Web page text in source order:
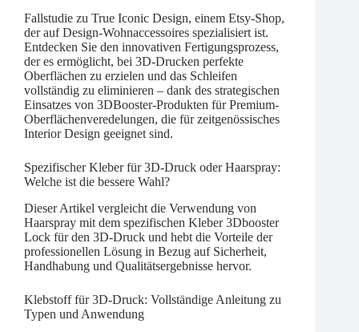
Fallstudie zu True Iconic Design, einem Etsy-Shop,
der auf Design-Wohnaccessoires spezialisiert ist.
Entdecken Sie den innovativen Fertigungsprozess,
der es ermöglicht, bei 3D-Drucken perfekte
Oberflächen zu erzielen und das Schleifen
vollständig zu eliminieren – dank des strategischen
Einsatzes von 3DBooster-Produkten für Premium-
Oberflächenveredelungen, die für zeitgenössisches
Interior Design geeignet sind.
Spezifischer Kleber für 3D-Druck oder Haarspray:
Welche ist die bessere Wahl?
Dieser Artikel vergleicht die Verwendung von
Haarspray mit dem spezifischen Kleber 3Dbooster
Lock für den 3D-Druck und hebt die Vorteile der
professionellen Lösung in Bezug auf Sicherheit,
Handhabung und Qualitätsergebnisse hervor.
Klebstoff für 3D-Druck: Vollständige Anleitung zu
Typen und Anwendung